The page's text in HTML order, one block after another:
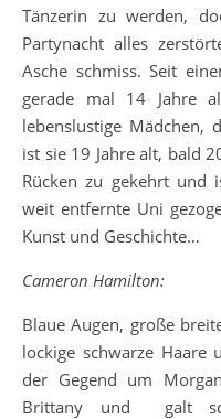
Tänzerin zu werden,
Partynacht alles
Asche schmiss. Seit
gerade mal 14 Jahre
lebenslustige Mädchen,
ist sie 19 Jahre alt, bald
Rücken zu gekehrt und
weit entfernte Uni
Kunst und Geschichte…
Cameron Hamilton:
Blaue Augen, große
lockige schwarze
der Gegend um
Brittany und galt